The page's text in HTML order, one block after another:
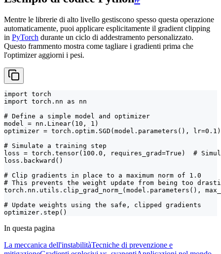
Mentre le librerie di alto livello gestiscono spesso questa operazione
automaticamente, puoi applicare esplicitamente il gradient clipping
in PyTorch durante un ciclo di addestramento personalizzato.
Questo frammento mostra come tagliare i gradienti prima che
l'optimizer aggiorni i pesi.
import torch
import torch.nn as nn
# Define a simple model and optimizer
model = nn.Linear(10, 1)
optimizer = torch.optim.SGD(model.parameters(), lr=0.1)
# Simulate a training step
loss = torch.tensor(100.0, requires_grad=True)  #
loss.backward()
# Clip gradients in place to a maximum norm of 1.0
# This prevents the weight update from being too
torch.nn.utils.clip_grad_norm_(model.parameters(),
# Update weights using the safe, clipped gradients
optimizer.step()
In questa pagina
La meccanica dell'instabilitàTecniche di prevenzione e